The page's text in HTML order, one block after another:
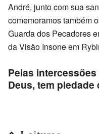
André, junto com sua
comemoramos também
Guarda dos Pecadores
da Visão Insone em
Pelas
Deus, tem piedade